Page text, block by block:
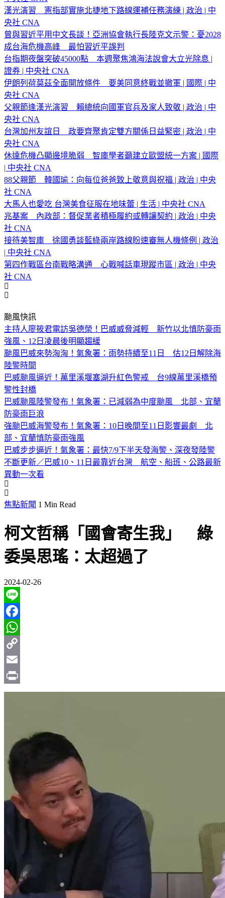
漢光演習 憲指部實施北捷地下路線運補任務演練 | 政治 | 中
央社 CNA
曾與習近平用中文長談！亞洲協會執行長陸克文示警：憂2028
成台海危機高峰 最怕習近平誤判
台指期夜盤突破45000點 本週聚焦鴻海法說會大立光除息 |
證券 | 中央社 CNA
伊朗列荷莫茲全面開放條件 要美同意終戰並撤軍 | 國際 | 中
央社 CNA
父親節逢漢光演習 賴總統向國軍官兵及家人致敬 | 政治 | 中
央社 CNA
台灣加州友誼日 政要齊聚肯定雙方關係日益緊密 | 政治 | 中
央社 CNA
休達危機凸顯邊境脆弱 智庫學者籲建立歐盟統一方案 | 國際
| 中央社 CNA
88父親節 韓國瑜：向每位爸爸致上敬意與祝福 | 政治 | 中央
社 CNA
大馬人也愛吃 台灣美食征服在地味蕾 | 生活 | 中央社 CNA
兆基案 內政部：督促業者積極履約或轉讓契約 | 政治 | 中央
社 CNA
接待美智庫 徐國勇談藍綠兩岸路線盼速審無人機條例 | 政治
| 中央社 CNA
第四作戰區台南戰略溝通 心戰喊話車現蹤市區 | 政治 | 中央
社 CNA
颱風快訊
主持人廖筱君電訪吳德榮！巴威威脅減輕 新竹以北慎防豪雨
強風、12日凌晨後明顯趨緩
颱風巴威來勢洶洶！氣象署：雨勢持續至11日 估12日解除海
陸警時間
巴威颱風逼近！萬里溪堰塞湖升紅色警戒 台9線萬里溪橋預
警性封橋
巴威颱風陸警發布！氣象署：已減弱為中度颱風 北部、宜蘭
防豪雨巨浪
強颱巴威海警發布！氣象署：10日晚間至11日影響最劇 北
部、宜蘭慎防豪雨強風
巴威步步逼近！氣象署：最快7/9下半天發海警、深夜發陸警
不斷更新／巴威10、11日最靠近台灣 航空、船班、公路最新
異動一次看
焦點新聞 1 Min Read
柯文哲稱「國會寄生我」 綠
委吳思瑤：太超過了
2024-02-26
Line
Facebook
WhatsApp
Copy
Link
Email
Print